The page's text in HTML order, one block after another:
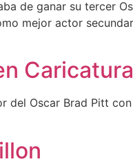
de ganar su tercer
mejor actor
del Oscar Brad Pitt